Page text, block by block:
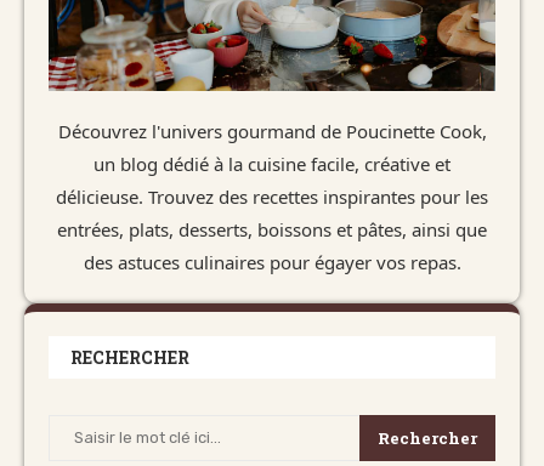
Découvrez l'univers gourmand de Poucinette Cook,
un blog dédié à la cuisine facile, créative et
délicieuse. Trouvez des recettes inspirantes pour les
entrées, plats, desserts, boissons et pâtes, ainsi que
des astuces culinaires pour égayer vos repas.
RECHERCHER
Rechercher